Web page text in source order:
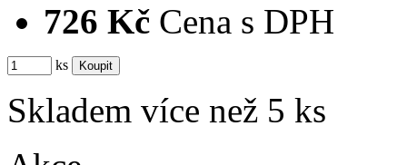
726 Kč Cena s DPH
ks
Skladem více než 5 ks